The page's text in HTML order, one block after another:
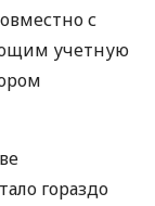
с
учетную
гораздо